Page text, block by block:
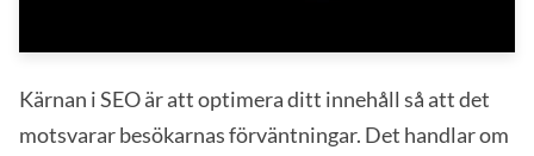
Kärnan i SEO är att optimera ditt innehåll så att det
motsvarar besökarnas förväntningar. Det handlar om